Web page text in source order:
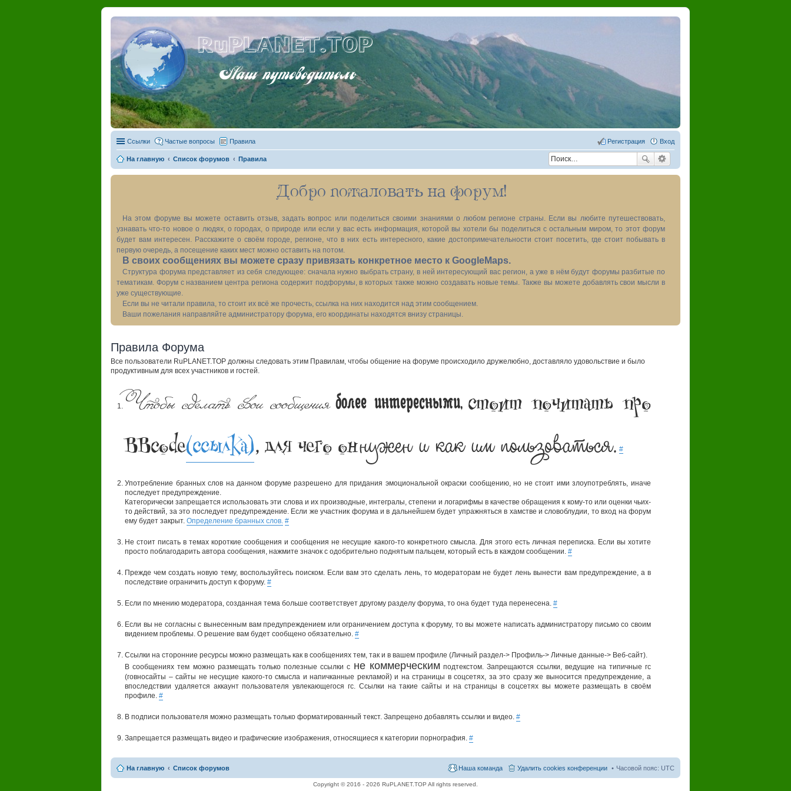
RuPLANET.TOP
Наш путеводитель
Ссылки Частые вопросы Правила Вход
Регистрация
На главную Список форумов Правила
Добро пожаловать на форум!
На этом форуме вы можете оставить отзыв, задать вопрос или поделиться своими знаниями о любом регионе страны. Если вы любите путешествовать,
узнавать что-то новое о людях, о городах, о природе или если у вас есть информация, которой вы хотели бы поделиться с остальным миром, то этот форум
будет вам интересен. Расскажите о своём городе, регионе, что в них есть интересного, какие достопримечательности стоит посетить, где стоит побывать в
первую очередь, а посещение каких мест можно оставить на потом.
В своих сообщениях вы можете сразу привязать конкретное место к GoogleMaps.
Структура форума представляет из себя следующее: сначала нужно выбрать страну, в ней интересующий вас регион, а уже в нём будут форумы разбитые по
тематикам. Форум с названием центра региона содержит подфорумы, в которых также можно создавать новые темы. Также вы можете добавлять свои мысли в
уже существующие.
Если вы не читали правила, то стоит их всё же прочесть, ссылка на них находится над этим сообщением.
Ваши пожелания направляйте администратору форума, его координаты находятся внизу страницы.
Правила Форума
Все пользователи RuPLANET.TOP должны следовать этим Правилам, чтобы общение на форуме происходило дружелюбно, доставляло удовольствие и было
продуктивным для всех участников и гостей.
Чтобы сделать свои сообщения более интересными, стоит почитать про
BBcode(ссылка), для чего оннужен и как им пользоваться. #
Употребление бранных слов на данном форуме разрешено для придания эмоциональной окраски сообщению, но не стоит ими злоупотреблять, иначе
последует предупреждение.
Категорически запрещается использовать эти слова и их производные, интегралы, степени и логарифмы в качестве обращения к кому-то или оценки чьих-
то действий, за это последует предупреждение. Если же участник форума и в дальнейшем будет упражняться в хамстве и словоблудии, то вход на форум
ему будет закрыт. Определение бранных слов. #
Не стоит писать в темах короткие сообщения и сообщения не несущие какого-то конкретного смысла. Для этого есть личная переписка. Если вы хотите
просто поблагодарить автора сообщения, нажмите значок с одобрительно поднятым пальцем, который есть в каждом сообщении. #
Прежде чем создать новую тему, воспользуйтесь поиском. Если вам это сделать лень, то модераторам не будет лень вынести вам предупреждение, а в
последствие ограничить доступ к форуму. #
Если по мнению модератора, созданная тема больше соответствует другому разделу форума, то она будет туда перенесена. #
Если вы не согласны с вынесенным вам предупреждением или ограничением доступа к форуму, то вы можете написать администратору письмо со своим
видением проблемы. О решение вам будет сообщено обязательно. #
Ссылки на сторонние ресурсы можно размещать как в сообщениях тем, так и в вашем профиле (Личный раздел-> Профиль-> Личные данные-> Веб-сайт).
В сообщениях тем можно размещать только полезные ссылки с не коммерческим подтекстом. Запрещаются ссылки, ведущие на типичные гс
(говносайты – сайты не несущие какого-то смысла и напичканные рекламой) и на страницы в соцсетях, за это сразу же выносится предупреждение, а
впоследствии удаляется аккаунт пользователя увлекающегося гс. Ссылки на такие сайты и на страницы в соцсетях вы можете размещать в своём
профиле. #
В подписи пользователя можно размещать только форматированный текст. Запрещено добавлять ссылки и видео. #
Запрещается размещать видео и графические изображения, относящиеся к категории порнография. #
На главную Список форумов Часовой пояс: UTC
Удалить cookies конференции
Наша команда
Copyright © 2016 - 2026 RuPLANET.TOP All rights reserved.